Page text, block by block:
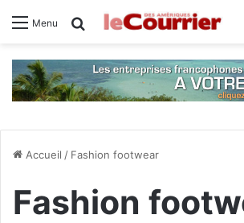
Menu Rechercher
Accueil / Fashion footwear
Fashion